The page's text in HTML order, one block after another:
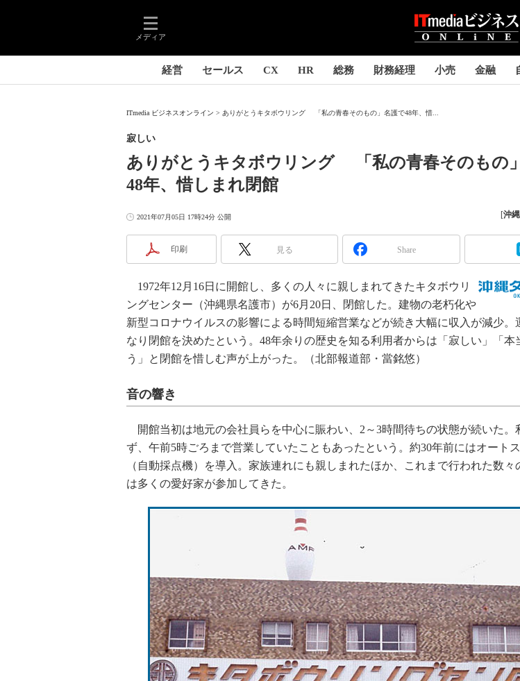
メディア
経営 セールス CX HR 総務 財務経理 小売 金融
ITmedia ビジネスオンライン ありがとうキタボウリング 「私の青春そのもの」名護で48年、惜...
ありがとうキタボウリング 「私の青春そのもの
48年、惜しまれ閉館
寂しい
2021年07月05日 17時24分 公開 [沖
印刷 見る Share
1972年12月16日に開館し、多くの人々に親しまれてきたキタボウリ
ングセンター（沖縄県名護市）が6月20日、閉館した。建物の老朽化や
新型コロナウイルスの影響による時間短縮営業などが続き大幅に収入が減少。
なり閉館を決めたという。48年余りの歴史を知る利用者からは「寂しい」「本
う」と閉館を惜しむ声が上がった。（北部報道部・當銘悠）
音の響き
開館当初は地元の会社員らを中心に賑わい、2～3時間待ちの状態が続いた。
ず、午前5時ごろまで営業していたこともあったという。約30年前にはオート
（自動採点機）を導入。家族連れにも親しまれたほか、これまで行われた数々
は多くの愛好家が参加してきた。